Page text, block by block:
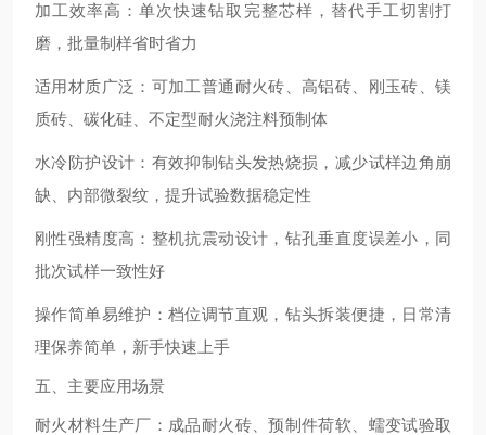
加工效率高 ：单次快速钻取完整芯样，替代手工切割打
磨，批量制样省时省力
适用材质广泛 ：可加工普通耐火砖、高铝砖、刚玉砖、镁
质砖、碳化硅、不定型耐火浇注料预制体
水冷防护设计 ：有效抑制钻头发热烧损，减少试样边角崩
缺、内部微裂纹，提升试验数据稳定性
刚性强精度高 ：整机抗震动设计，钻孔垂直度误差小，同
批次试样一致性好
操作简单易维护 ：档位调节直观，钻头拆装便捷，日常清
理保养简单，新手快速上手
五、主要应用场景
耐火材料生产厂：成品耐火砖、预制件荷软、蠕变试验取